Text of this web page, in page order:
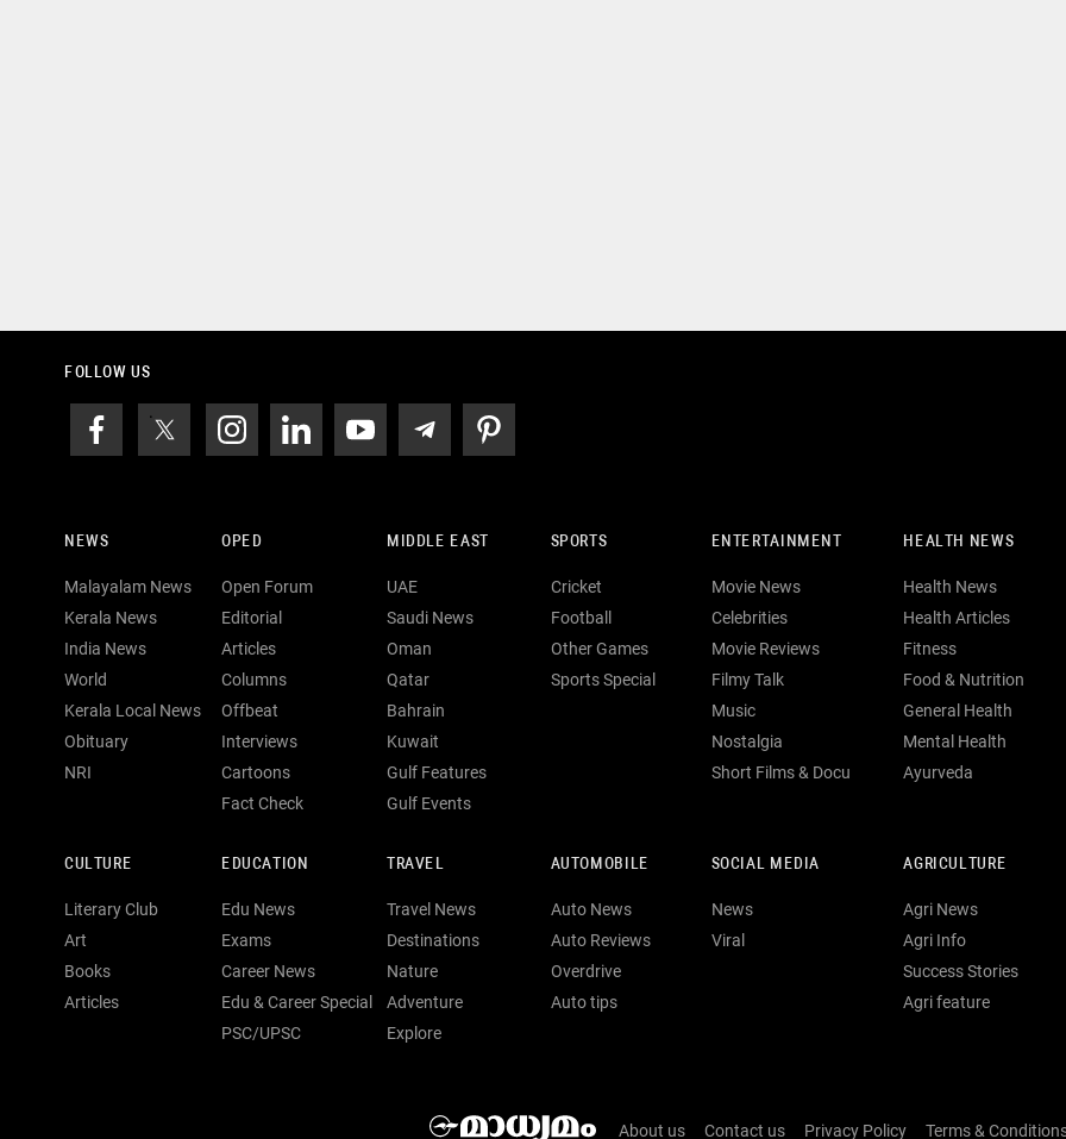
FOLLOW US
NEWS
Malayalam News
Kerala News
India News
World
Kerala Local News
Obituary
NRI
OPED
Open Forum
Editorial
Articles
Columns
Offbeat
Interviews
Cartoons
Fact Check
MIDDLE EAST
UAE
Saudi News
Oman
Qatar
Bahrain
Kuwait
Gulf Features
Gulf Events
SPORTS
Cricket
Football
Other Games
Sports Special
ENTERTAINMENT
Movie News
Celebrities
Movie Reviews
Filmy Talk
Music
Nostalgia
Short Films & Docu
HEALTH NEWS
Health News
Health Articles
Fitness
Food & Nutrition
General Health
Mental Health
Ayurveda
CULTURE
Literary Club
Art
Books
Articles
EDUCATION
Edu News
Exams
Career News
Edu & Career Special
PSC/UPSC
TRAVEL
Travel News
Destinations
Nature
Adventure
Explore
AUTOMOBILE
Auto News
Auto Reviews
Overdrive
Auto tips
SOCIAL MEDIA
News
Viral
AGRICULTURE
Agri News
Agri Info
Success Stories
Agri feature
About us Contact us Privacy Policy Terms &